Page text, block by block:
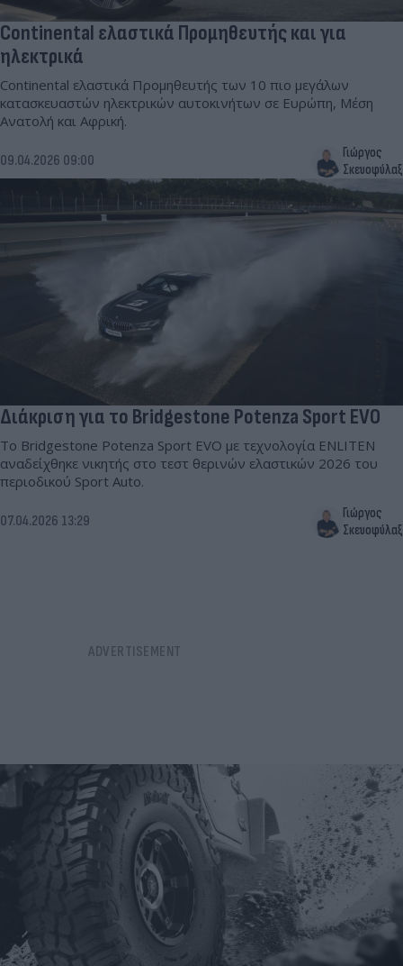
Continental ελαστικά Προμηθευτής και για
ηλεκτρικά
Continental ελαστικά Προμηθευτής των 10 πιο μεγάλων
κατασκευαστών ηλεκτρικών αυτοκινήτων σε Ευρώπη, Μέση
Ανατολή και Αφρική.
09.04.2026 09:00
Γιώργος
Σκευοφύλαξ
Διάκριση για το Bridgestone Potenza Sport EVO
Το Bridgestone Potenza Sport EVO με τεχνολογία ENLITEN
αναδείχθηκε νικητής στο τεστ θερινών ελαστικών 2026 του
περιοδικού Sport Auto.
07.04.2026 13:29
Γιώργος
Σκευοφύλαξ